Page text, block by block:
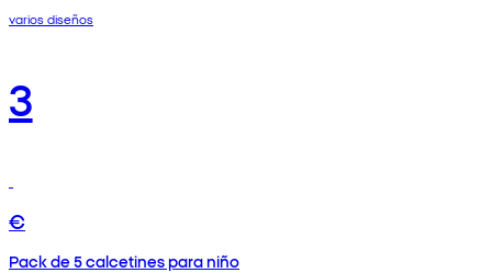
varios diseños
3
€
Pack de 5 calcetines para niño